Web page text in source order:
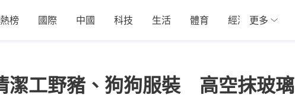
熱榜 國際 中國 科技 生活 體育 經濟 01深圳
更多
潔工野豬、狗狗服裝 高空抹玻璃